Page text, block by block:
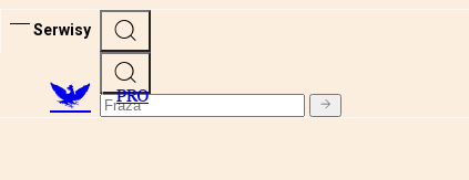
Serwisy
PRO